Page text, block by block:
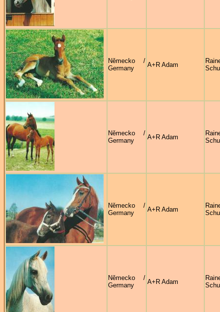
Německo /
Germany
A+R Adam
Německo /
Germany
A+R Adam
Německo /
Germany
A+R Adam
Německo /
Germany
A+R Adam